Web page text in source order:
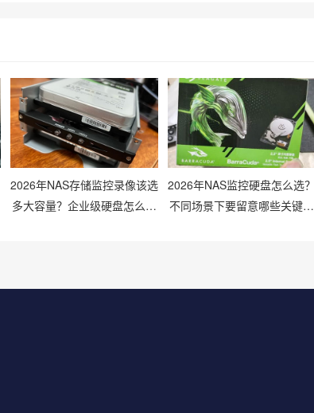
2026年NAS存储监控录像该选
多大容量？企业级硬盘怎么搭
2026年NAS监控硬盘怎么选？
不同场景下要留意哪些关键参